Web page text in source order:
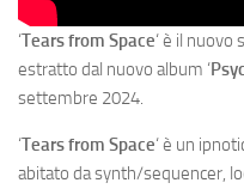
‘Tears from Space‘ è il nuovo
estratto dal nuovo album ‘
settembre 2024.
‘Tears from Space‘ è un
abitato da synth/sequencer,